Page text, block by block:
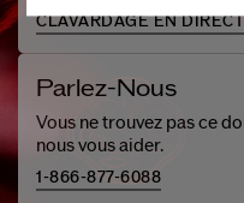
CLAVARDAGE EN
Parlez-Nous
Vous ne trouvez pas ce
nous vous aider.
1-866-877-6088